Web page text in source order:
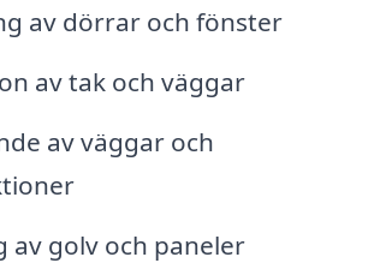
av dörrar och fönster
av tak och väggar
av väggar och
av golv och paneler